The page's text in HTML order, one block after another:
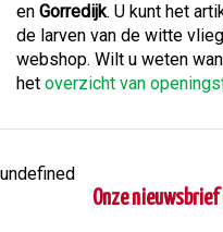
en Gorredijk. U kunt het
de larven van de witte
webshop. Wilt u weten
het overzicht van
undefined
Onze nieuwsbrief